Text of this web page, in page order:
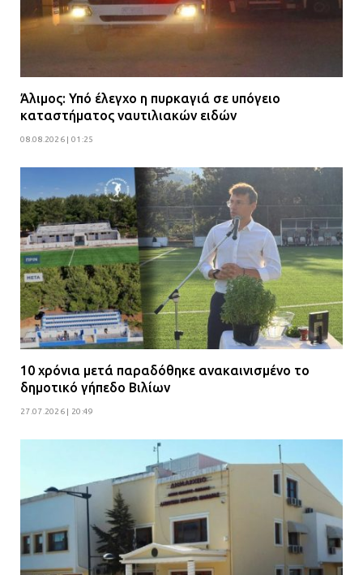
Άλιμος: Υπό έλεγχο η πυρκαγιά σε υπόγειο
καταστήματος ναυτιλιακών ειδών
08.08.2026 | 01:25
10 χρόνια μετά παραδόθηκε ανακαινισμένο το
δημοτικό γήπεδο Βιλίων
27.07.2026 | 20:49